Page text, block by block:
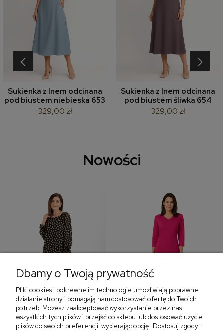
Sukienka z lnem odcinana
pod biustem niebieska 653
329,00 zł
Sukienka z lnem odcinana
pod biustem śliwka 654
329,00 zł
‹ ›
Nowości
‹
Dbamy o Twoją prywatność
Pliki cookies i pokrewne im technologie umożliwiają poprawne
działanie strony i pomagają nam dostosować ofertę do Twoich
potrzeb. Możesz zaakceptować wykorzystanie przez nas
wszystkich tych plików i przejść do sklepu lub dostosować użycie
plików do swoich preferencji, wybierając opcję "Dostosuj zgody".